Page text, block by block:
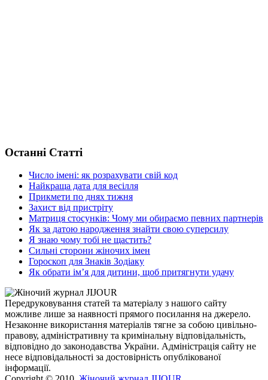
Останні Статті
Число імені: як розрахувати свій код
Найкраща дата для весілля
Прикмети по днях тижня
Захист від пристріту
Матриця стосунків: Чому ми обираємо певних партнерів
Як за датою народження знайти свою суперсилу
Я знаю чому тобі не щастить?
Сильні сторони жіночих імен
Гороскоп для Знаків Зодіаку
Як обрати ім’я для дитини, щоб притягнути удачу
Передруковування статей та матеріалу з нашого сайту
можливе лише за наявності прямого посилання на джерело.
Незаконне використання матеріалів тягне за собою цивільно-
правову, адміністративну та кримінальну відповідальність,
відповідно до законодавства України. Адміністрація сайту не
несе відповідальності за достовірність опублікованої
інформації.